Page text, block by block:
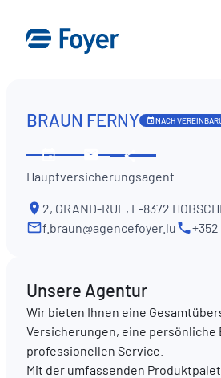
Inhalt
springen
Auf unserer
BRAUN FERNY NACH
ansehenSie
uns
Diese
Information
teilen
Hauptversicherungsagent
2, GRAND-RUE, L-8372
f.braun@agencefoyer.lu
+352
Unsere Agentur
Wir bieten Ihnen eine
Versicherungen, eine persönliche
professionellen Service.
Mit der umfassenden